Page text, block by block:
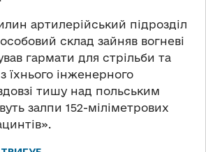
артилерійський підрозділ
склад зайняв вогневі
гармати для стрільби та
їхнього інженерного
тишу над польським
залпи 152-міліметрових